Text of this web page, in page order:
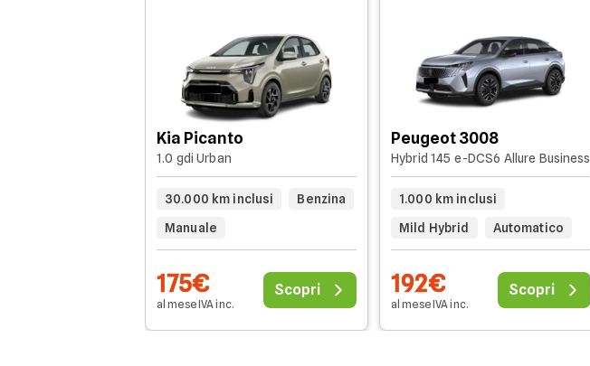
Kia Picanto
1.0 gdi Urban
30.000 km inclusi
Benzina
Manuale
175€
al mese IVA inc.
Scopri
Peugeot 3008
Hybrid 145 e-DCS6 Allure Business
1.000 km inclusi
Mild Hybrid
Automatico
192€
al mese IVA inc.
Scopri